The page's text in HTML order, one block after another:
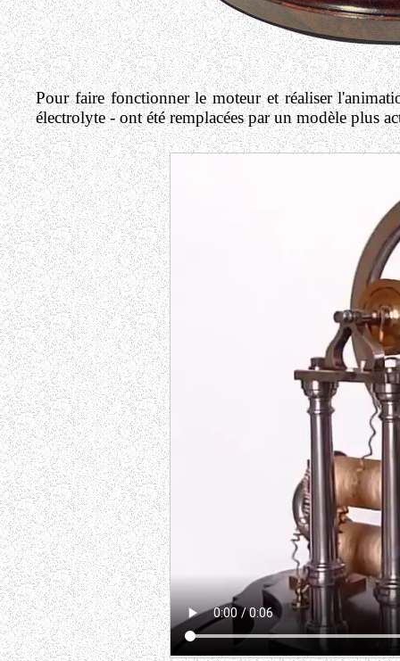
Pour faire fonctionner le moteur et réaliser
électrolyte - ont été remplacées par un modèle plus